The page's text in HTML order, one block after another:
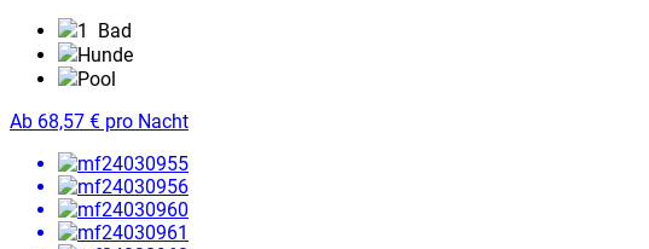
1
Bad
Hunde
Pool
Ab 68,57 € pro Nacht